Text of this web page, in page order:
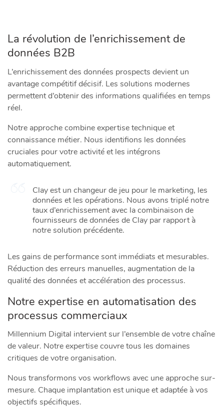
La révolution de l’enrichissement de
données B2B
L’enrichissement des données prospects devient un
avantage compétitif décisif. Les solutions modernes
permettent d’obtenir des informations qualifiées en temps
réel.
Notre approche combine expertise technique et
connaissance métier. Nous identifions les données
cruciales pour votre activité et les intégrons
automatiquement.
Clay est un changeur de jeu pour le marketing, les
données et les opérations. Nous avons triplé notre
taux d’enrichissement avec la combinaison de
fournisseurs de données de Clay par rapport à
notre solution précédente.
Les gains de performance sont immédiats et mesurables.
Réduction des erreurs manuelles, augmentation de la
qualité des données et accélération des processus.
Notre expertise en automatisation des
processus commerciaux
Millennium Digital intervient sur l’ensemble de votre chaîne
de valeur. Notre expertise couvre tous les domaines
critiques de votre organisation.
Nous transformons vos workflows avec une approche sur-
mesure. Chaque implantation est unique et adaptée à vos
objectifs spécifiques.